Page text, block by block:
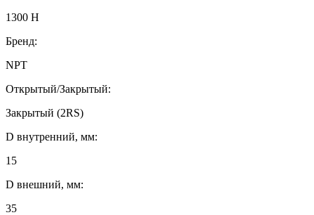
1300 Н
Бренд:
NPT
Открытый/Закрытый:
Закрытый (2RS)
D внутренний, мм:
15
D внешний, мм:
35